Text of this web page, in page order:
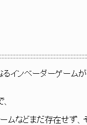
ベーダーゲームが
まだ存在せず、そ